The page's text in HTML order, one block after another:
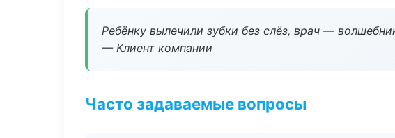
Ребёнку вылечили зубки без слёз, врач —
— Клиент компании
Часто задаваемые вопросы